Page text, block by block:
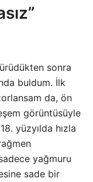
sonra
buldum. İlk
da, ön
görüntüsüyle
yüzyılda hızla
yağmuru
sade bir